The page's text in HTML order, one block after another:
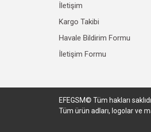
İletişim
Kargo Takibi
Havale Bildirim Formu
İletişim Formu
EFEGSM© Tüm hakları
Tüm ürün adları, logolar ve